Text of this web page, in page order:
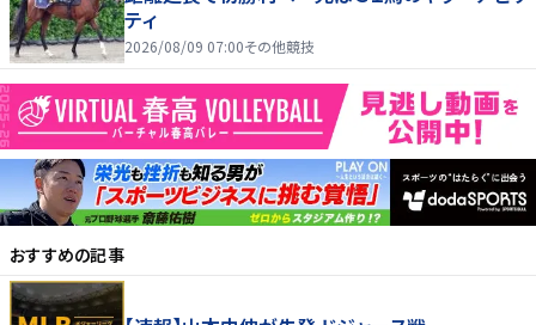
ティ
2026/08/09 07:00その他競技
おすすめの記事